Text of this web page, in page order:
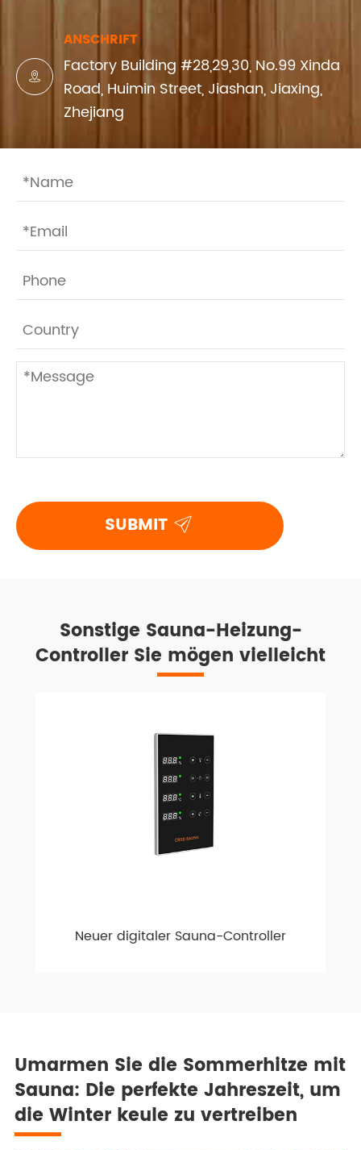

ANSCHRIFT
Factory Building #28,29,30, No.99 Xinda
Road, Huimin Street, Jiashan, Jiaxing,
Zhejiang
SUBMIT 
Sonstige Sauna-Heizung-
Controller Sie mögen vielleicht
Neuer digitaler Sauna-Controller
Umarmen Sie die Sommerhitze mit
Sauna: Die perfekte Jahreszeit, um
die Winter keule zu vertreiben